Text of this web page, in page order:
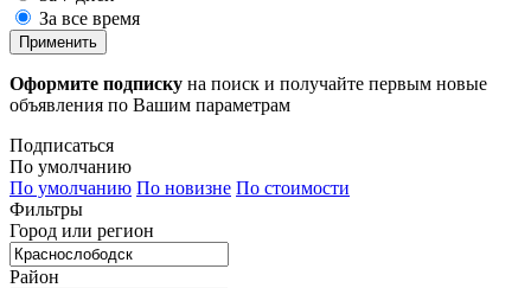
За все время
Применить
Оформите подписку на поиск и получайте первым новые
объявления по Вашим параметрам
Подписаться
По умолчанию
По умолчанию По новизне По стоимости
Фильтры
Город или регион
Район